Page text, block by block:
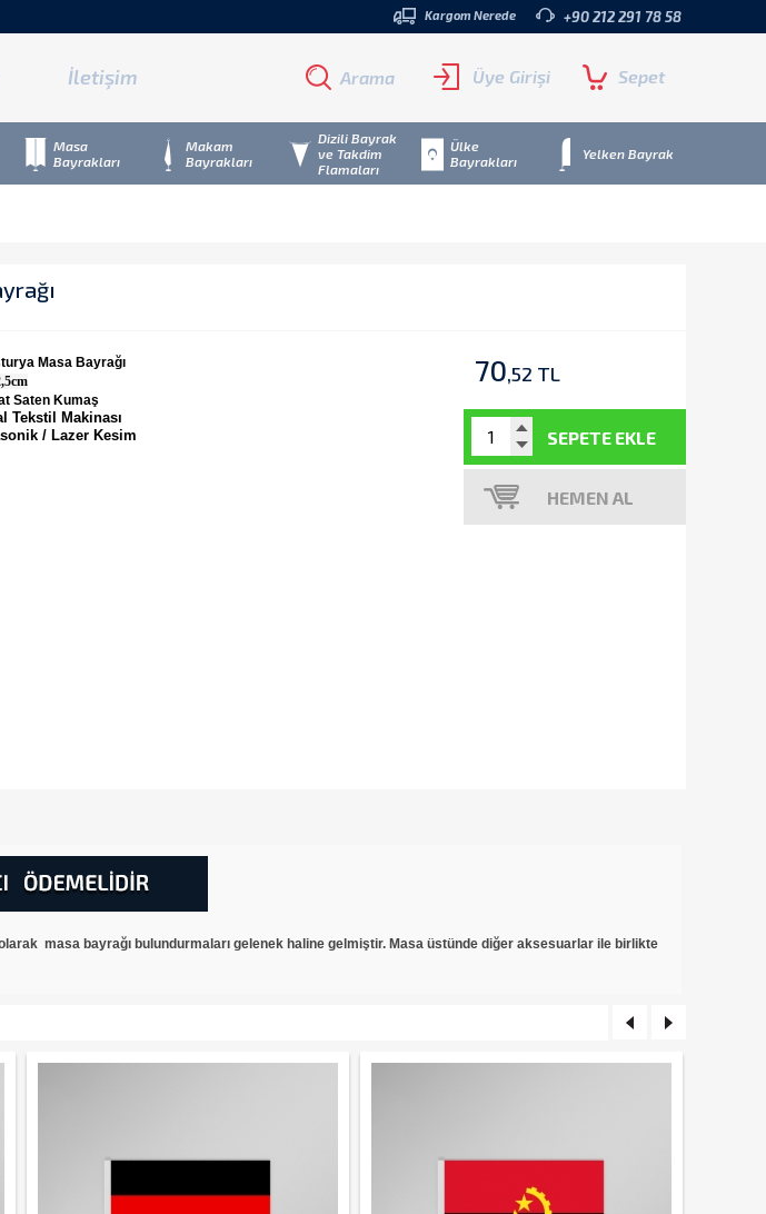
+90 212 291 78 58
Kargom Nerede
İletişim Sepet
Üye Girişi
Arama
Masa
Bayrakları
Makam
Bayrakları
Dizili Bayrak
ve Takdim
Flamaları
Ülke
Bayrakları
Yelken Bayrak
70,52 TL
Masa Bayrağı
Saten Kumaş
Tekstil Makinası
/ Lazer Kesim
masa bayrağı bulundurmaları gelenek haline gelmiştir. Masa üstünde diğer aksesuarlar ile birlikte